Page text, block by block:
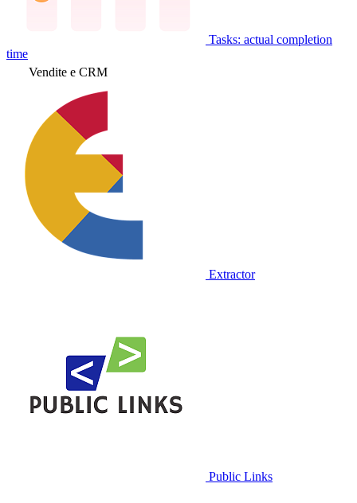
Tasks: actual completion
time
Vendite e CRM
Extractor
Public Links